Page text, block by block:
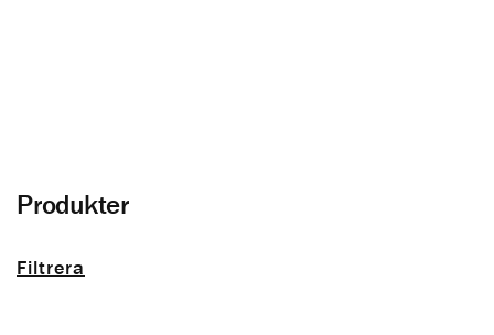
Produkter
Filtrera